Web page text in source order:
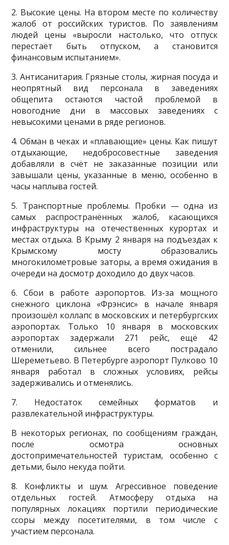
2. Высокие цены. На втором месте по количеству
жалоб от российских туристов. По заявлениям
людей цены «выросли настолько, что отпуск
перестаёт быть отпуском, а становится
финансовым испытанием».
3. Антисанитария. Грязные столы, жирная посуда и
неопрятный вид персонала в заведениях
общепита остаются частой проблемой в
новогодние дни в массовых заведениях с
невысокими ценами в ряде регионов.
4. Обман в чеках и «плавающие» цены. Как пишут
отдыхающие, недобросовестные заведения
добавляли в счёт не заказанные позиции или
завышали цены, указанные в меню, особенно в
часы наплыва гостей.
5. Транспортные проблемы. Пробки — одна из
самых распространённых жалоб, касающихся
инфраструктуры на отечественных курортах и
местах отдыха. В Крыму 2 января на подъездах к
Крымскому мосту образовались
многокилометровые заторы, а время ожидания в
очереди на досмотр доходило до двух часов.
6. Сбои в работе аэропортов. Из-за мощного
снежного циклона «Фрэнсис» в начале января
произошёл коллапс в московских и петербургских
аэропортах. Только 10 января в московских
аэропортах задержали 271 рейс, ещё 42
отменили, сильнее всего пострадало
Шереметьево. В Петербурге аэропорт Пулково 10
января работал в сложных условиях, рейсы
задерживались и отменялись.
7. Недостаток семейных форматов и
развлекательной инфраструктуры.
В некоторых регионах, по сообщениям граждан,
после осмотра основных
достопримечательностей туристам, особенно с
детьми, было некуда пойти.
8. Конфликты и шум. Агрессивное поведение
отдельных гостей. Атмосферу отдыха на
популярных локациях портили периодические
ссоры между посетителями, в том числе с
участием персонала.